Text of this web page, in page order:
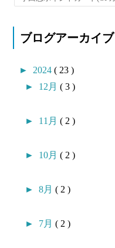
ブログアーカイブ
► 2024( 23 )
► 12月( 3 )
► 11月( 2 )
► 10月( 2 )
►8月( 2 )
► 7月( 2 )